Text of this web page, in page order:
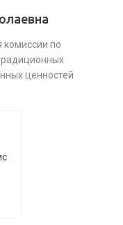
комиссии по
ценностей